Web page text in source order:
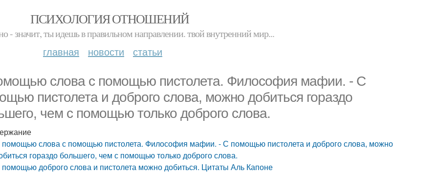
ПСИХОЛОГИЯ ОТНОШЕНИЙ
- значит, ты идешь в правильном направлении. твой внутренний мир...
главная новости статьи
слова с помощью пистолета. Философия мафии. - С
пистолета и доброго слова, можно добиться гораздо
чем с помощью только доброго слова.
слова с помощью пистолета. Философия мафии. - С помощью пистолета и доброго слова, можно
гораздо большего, чем с помощью только доброго слова.
доброго слова и пистолета можно добиться. Цитаты Аль Капоне